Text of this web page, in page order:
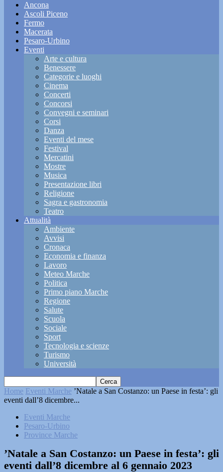
Ancona
Ascoli Piceno
Fermo
Macerata
Pesaro-Urbino
Eventi
Arte e cultura
Benessere
Categorie e luoghi
Cinema
Concerti
Concorsi
Convegni e seminari
Corsi
Danza
Eventi del mese
Festival
Mercatini
Mostre
Musica
Presentazione libri
Religione
Sagra e gastronomia
Teatro
Attualità
Ambiente
Avvisi
Cronaca
Economia e finanza
Lavoro
Meteo Marche
Politica
Primo piano Marche
Regione
Salute
Scuola
Sociale
Sport
Tecnologia e scienze
Turismo
Università
Home Eventi Marche ’Natale a San Costanzo: un Paese in festa’: gli
eventi dall’8 dicembre...
Eventi Marche
Pesaro-Urbino
Province Marche
’Natale a San Costanzo: un Paese in festa’: gli
eventi dall’8 dicembre al 6 gennaio 2023